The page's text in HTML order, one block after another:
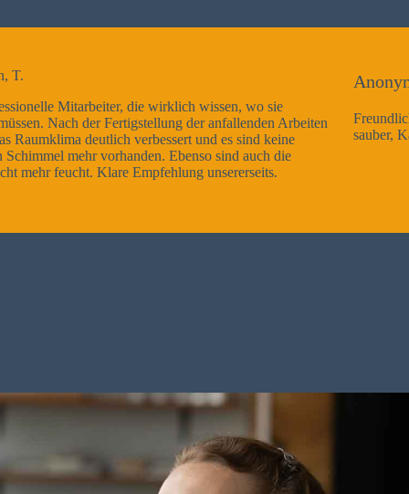
sie
Arbeiten
keine
die
Freundliche Mitarbeiter, Arbeitsausführung sehr gut
sauber, Kann ich nur weiterempfehlen